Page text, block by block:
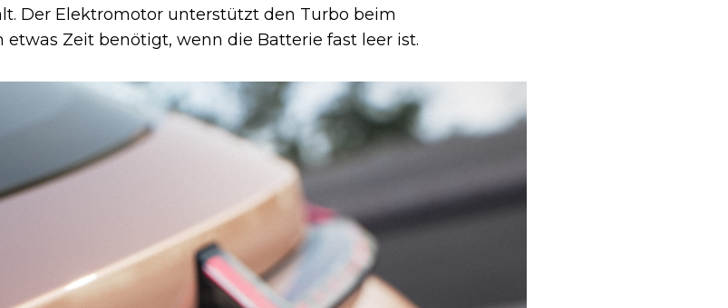
Der Elektromotor unterstützt den Turbo beim
etwas Zeit benötigt, wenn die Batterie fast leer ist.